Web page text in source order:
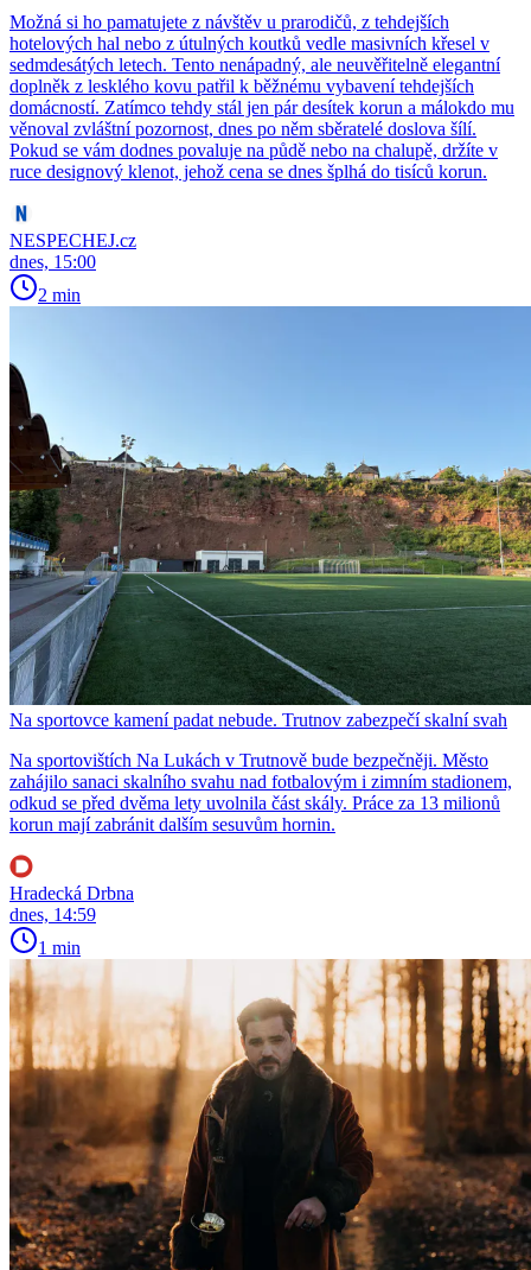
Možná si ho pamatujete z návštěv u prarodičů, z tehdejších
hotelových hal nebo z útulných koutků vedle masivních křesel v
sedmdesátých letech. Tento nenápadný, ale neuvěřitelně elegantní
doplněk z lesklého kovu patřil k běžnému vybavení tehdejších
domácností. Zatímco tehdy stál jen pár desítek korun a málokdo mu
věnoval zvláštní pozornost, dnes po něm sběratelé doslova šílí.
Pokud se vám dodnes povaluje na půdě nebo na chalupě, držíte v
ruce designový klenot, jehož cena se dnes šplhá do tisíců korun.
NESPECHEJ.cz
dnes, 15:00
2 min
Na sportovce kamení padat nebude. Trutnov zabezpečí skalní svah
Na sportovištích Na Lukách v Trutnově bude bezpečněji. Město
zahájilo sanaci skalního svahu nad fotbalovým i zimním stadionem,
odkud se před dvěma lety uvolnila část skály. Práce za 13 milionů
korun mají zabránit dalším sesuvům hornin.
Hradecká Drbna
dnes, 14:59
1 min